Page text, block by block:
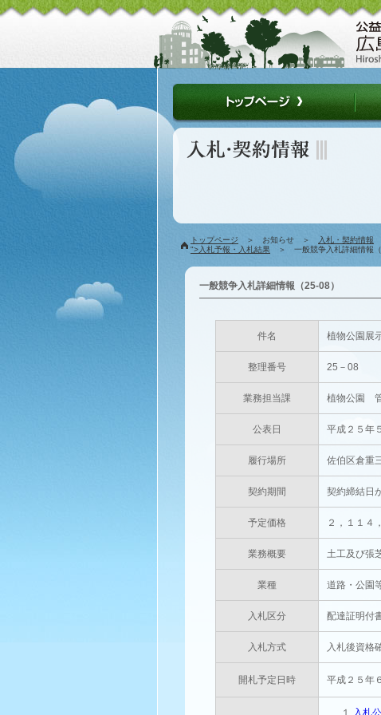
トップページ ＞ お知らせ ＞ 入札・契約情報
">入札予報・入札結果 ＞ 一般競争入札詳細情報（
一般競争入札詳細情報（25-08）
件名 植物公園展
整理番号 25－08
業務担当課 植物公園
公表日 平成２５年
履行場所 佐伯区倉重
契約期間 契約締結日
予定価格 ２，１１４
業務概要 土工及び張
業種 道路・公園
入札区分 配達証明付
入札方式 入札後資格
開札予定日時 平成２５年